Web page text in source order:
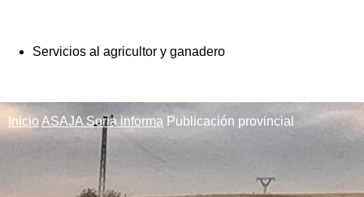
Servicios al agricultor y ganadero
Inicio ASAJA Soria informa Publicación provincial